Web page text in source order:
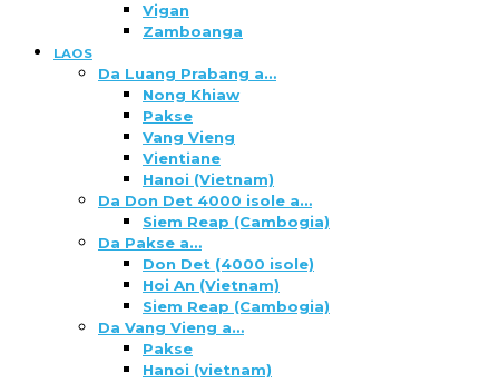
Vigan
Zamboanga
LAOS
Da Luang Prabang a…
Nong Khiaw
Pakse
Vang Vieng
Vientiane
Hanoi (Vietnam)
Da Don Det 4000 isole a…
Siem Reap (Cambogia)
Da Pakse a…
Don Det (4000 isole)
Hoi An (Vietnam)
Siem Reap (Cambogia)
Da Vang Vieng a…
Pakse
Hanoi (vietnam)